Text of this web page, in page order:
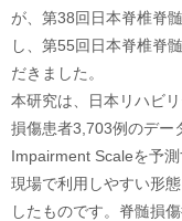
が、第38回日本脊椎脊
し、第55回日本脊椎脊
だきました。
本研究は、日本リハビ
損傷患者3,703例のデー
Impairment Scaleを予
現場で利用しやすい形
したものです。脊髄損